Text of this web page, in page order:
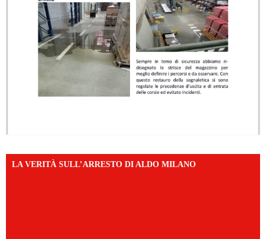
LA VERITÀ SULL’ARRESTO DI ALDO MILANO